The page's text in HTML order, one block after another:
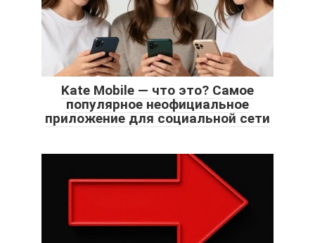
Kate Mobile — что это? Самое
популярное неофициальное
приложение для социальной сети